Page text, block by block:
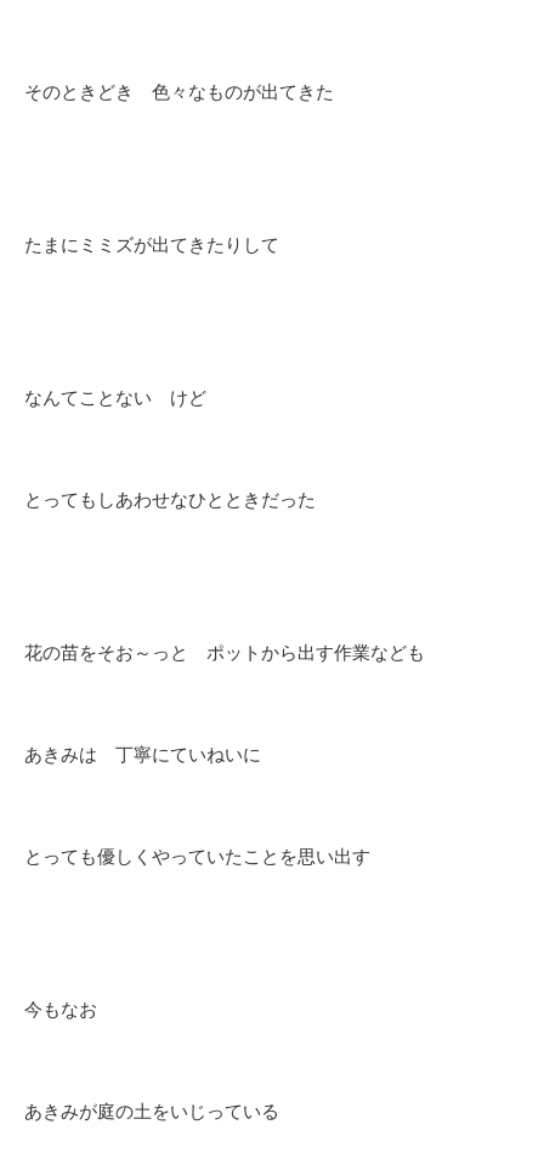
そのときどき 色々なものが出てきた
たまにミミズが出てきたりして
なんてことない けど
とってもしあわせなひとときだった
花の苗をそお～っと ポットから出す作業なども
あきみは 丁寧にていねいに
とっても優しくやっていたことを思い出す
今もなお
あきみが庭の土をいじっている